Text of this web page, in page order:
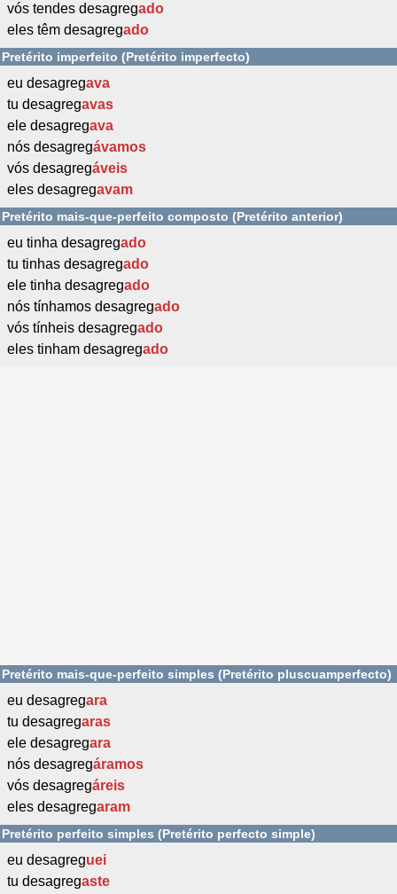
vós tendes desagregado
eles têm desagregado
Pretérito imperfeito (Pretérito imperfecto)
eu desagregava
tu desagregavas
ele desagregava
nós desagregávamos
vós desagregáveis
eles desagregavam
Pretérito mais-que-perfeito composto (Pretérito anterior)
eu tinha desagregado
tu tinhas desagregado
ele tinha desagregado
nós tínhamos desagregado
vós tínheis desagregado
eles tinham desagregado
Pretérito mais-que-perfeito simples (Pretérito pluscuamperfecto)
eu desagregara
tu desagregaras
ele desagregara
nós desagregáramos
vós desagregáreis
eles desagregaram
Pretérito perfeito simples (Pretérito perfecto simple)
eu desagreguei
tu desagregaste